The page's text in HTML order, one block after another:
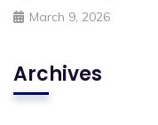
March 9, 2026
Archives